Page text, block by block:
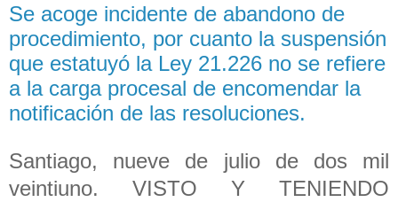
Se acoge incidente de abandono de
procedimiento, por cuanto la suspensión
que estatuyó la Ley 21.226 no se refiere
a la carga procesal de encomendar la
notificación de las resoluciones.
Santiago, nueve de julio de dos mil
veintiuno. VISTO Y TENIENDO